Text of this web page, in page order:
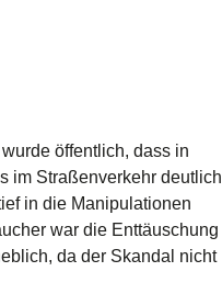
öffentlich, dass in
im Straßenverkehr deutlich
in die Manipulationen
war die Enttäuschung
da der Skandal nicht